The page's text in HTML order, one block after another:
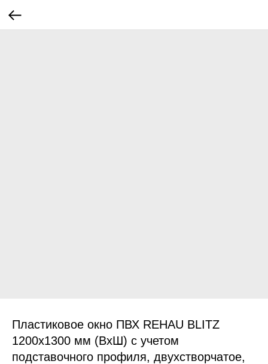
Пластиковое окно ПВХ REHAU BLITZ
1200х1300 мм (ВхШ) с учетом
подставочного профиля, двухстворчатое,